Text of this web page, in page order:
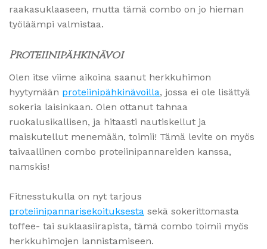
raakasuklaaseen, mutta tämä combo on jo hieman
työläämpi valmistaa.
Proteiinipähkinävoi
Olen itse viime aikoina saanut herkkuhimon
hyytymään proteiinipähkinävoilla, jossa ei ole lisättyä
sokeria laisinkaan. Olen ottanut tahnaa
ruokalusikallisen, ja hitaasti nautiskellut ja
maiskutellut menemään, toimii! Tämä levite on myös
taivaallinen combo proteiinipannareiden kanssa,
namskis!
Fitnesstukulla on nyt tarjous
proteiinipannarisekoituksesta sekä sokerittomasta
toffee- tai suklaasiirapista, tämä combo toimii myös
herkkuhimojen lannistamiseen.